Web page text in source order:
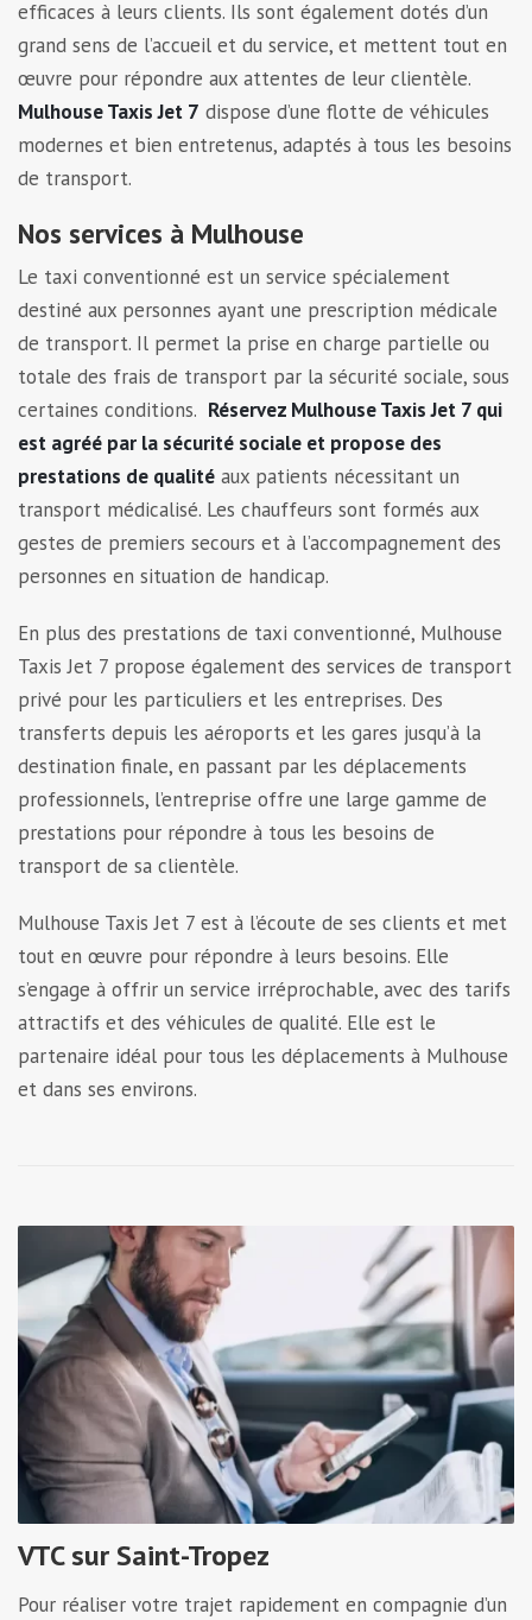
efficaces à leurs clients. Ils sont également dotés d’un
grand sens de l’accueil et du service, et mettent tout en
œuvre pour répondre aux attentes de leur clientèle.
Mulhouse Taxis Jet 7 dispose d’une flotte de véhicules
modernes et bien entretenus, adaptés à tous les besoins
de transport.
Nos services à Mulhouse
Le taxi conventionné est un service spécialement
destiné aux personnes ayant une prescription médicale
de transport. Il permet la prise en charge partielle ou
totale des frais de transport par la sécurité sociale, sous
certaines conditions. Réservez Mulhouse Taxis Jet 7 qui
est agréé par la sécurité sociale et propose des
prestations de qualité aux patients nécessitant un
transport médicalisé. Les chauffeurs sont formés aux
gestes de premiers secours et à l’accompagnement des
personnes en situation de handicap.
En plus des prestations de taxi conventionné, Mulhouse
Taxis Jet 7 propose également des services de transport
privé pour les particuliers et les entreprises. Des
transferts depuis les aéroports et les gares jusqu’à la
destination finale, en passant par les déplacements
professionnels, l’entreprise offre une large gamme de
prestations pour répondre à tous les besoins de
transport de sa clientèle.
Mulhouse Taxis Jet 7 est à l’écoute de ses clients et met
tout en œuvre pour répondre à leurs besoins. Elle
s’engage à offrir un service irréprochable, avec des tarifs
attractifs et des véhicules de qualité. Elle est le
partenaire idéal pour tous les déplacements à Mulhouse
et dans ses environs.
VTC sur Saint-Tropez
Pour réaliser votre trajet rapidement en compagnie d’un